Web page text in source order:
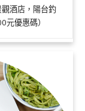
觀酒店，陽台釣
優惠碼）